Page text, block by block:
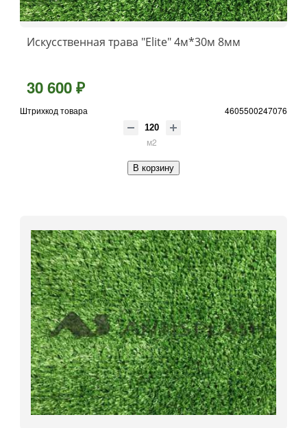
Искусственная трава "Elite" 4м*30м 8мм
30 600 ₽
Штрихкод товара 4605500247076
м2
В корзину